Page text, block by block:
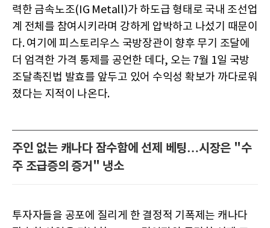
력한 금속노조(IG Metall)가 하도급 형태로 국내 조선업
계 전체를 참여시키라며 강하게 압박하고 나섰기 때문이
다. 여기에 피스토리우스 국방장관이 향후 무기 조달에
더 엄격한 가격 통제를 공언한 데다, 오는 7월 1일 국방
조달촉진법 발효를 앞두고 있어 수익성 확보가 까다로워
졌다는 지적이 나온다.
주인 없는 캐나다 잠수함에 선제 베팅…시장은 "수
주 조급증의 증거" 냉소
투자자들을 공포에 질리게 한 결정적 기폭제는 캐나다